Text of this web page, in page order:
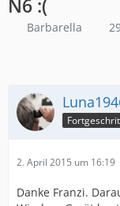
N6 :(
Barbarella
2. April 2015 um 16:19
Danke Franzi.